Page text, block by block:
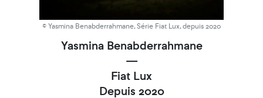
© Yasmina Benabderrahmane, Série Fiat Lux, depuis 2020
Yasmina Benabderrahmane
—
Fiat Lux
Depuis 2020